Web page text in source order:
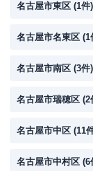
名古屋市東区 (1件)
名古屋市名東区 (1
名古屋市南区 (3件)
名古屋市瑞穂区 (2
名古屋市中区 (11
名古屋市中村区 (6